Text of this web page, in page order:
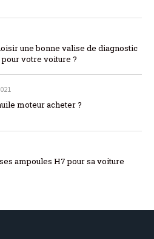
une bonne valise de diagnostic
votre voiture ?
moteur acheter ?
ampoules H7 pour sa voiture